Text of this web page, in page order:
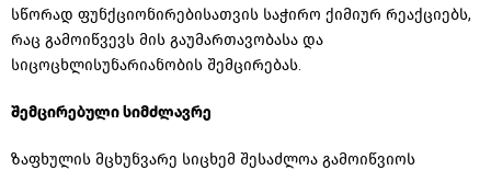
სწორად ფუნქციონირებისათვის საჭირო ქიმიურ რეაქციებს,
რაც გამოიწვევს მის გაუმართავობასა და
სიცოცხლისუნარიანობის შემცირებას.
შემცირებული სიმძლავრე
ზაფხულის მცხუნვარე სიცხემ შესაძლოა გამოიწვიოს